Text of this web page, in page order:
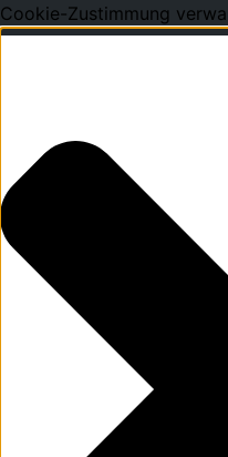
Cookie-Zustimmung